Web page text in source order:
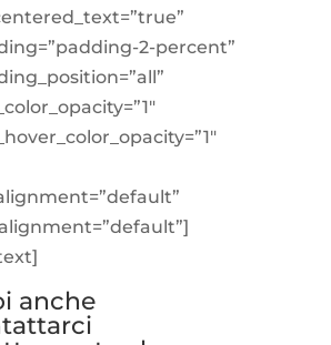
2-percent”
anche